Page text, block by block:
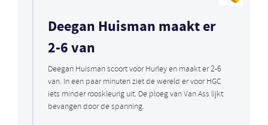
Deegan Huisman maakt er
2-6 van
Deegan Huisman scoort voor Hurley en maakt er 2-6
van. In een paar minuten ziet de wereld er voor HGC
iets minder rooskleurig uit. De ploeg van Van Ass lijkt
bevangen door de spanning.